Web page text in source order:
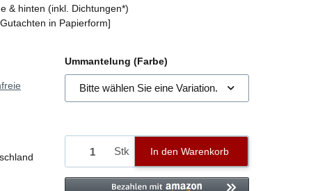
& hinten (inkl. Dichtungen*)
in Papierform]
Ummantelung (Farbe)
Bitte wählen Sie eine Variation.
Stk In den Warenkorb